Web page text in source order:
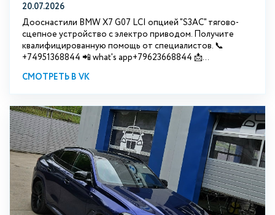
20.07.2026
Дооснастили BMW Х7 G07 LCI опцией "S3АС" тягово-
сцепное устройство с электро приводом. Получите
квалифицированную помощь от специалистов. 📞
+74951368844 📲 what's app+79623668844 📩...
СМОТРЕТЬ В VK